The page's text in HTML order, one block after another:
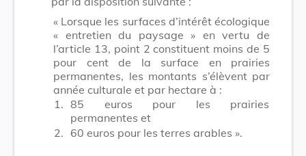
« Lorsque les surfaces d’intérêt écologique
« entretien du paysage » en vertu de
l’article 13, point 2 constituent moins de 5
pour cent de la surface en prairies
permanentes, les montants s’élèvent par
année culturale et par hectare à :
1. 85 euros pour les prairies
permanentes et
2. 60 euros pour les terres arables ».